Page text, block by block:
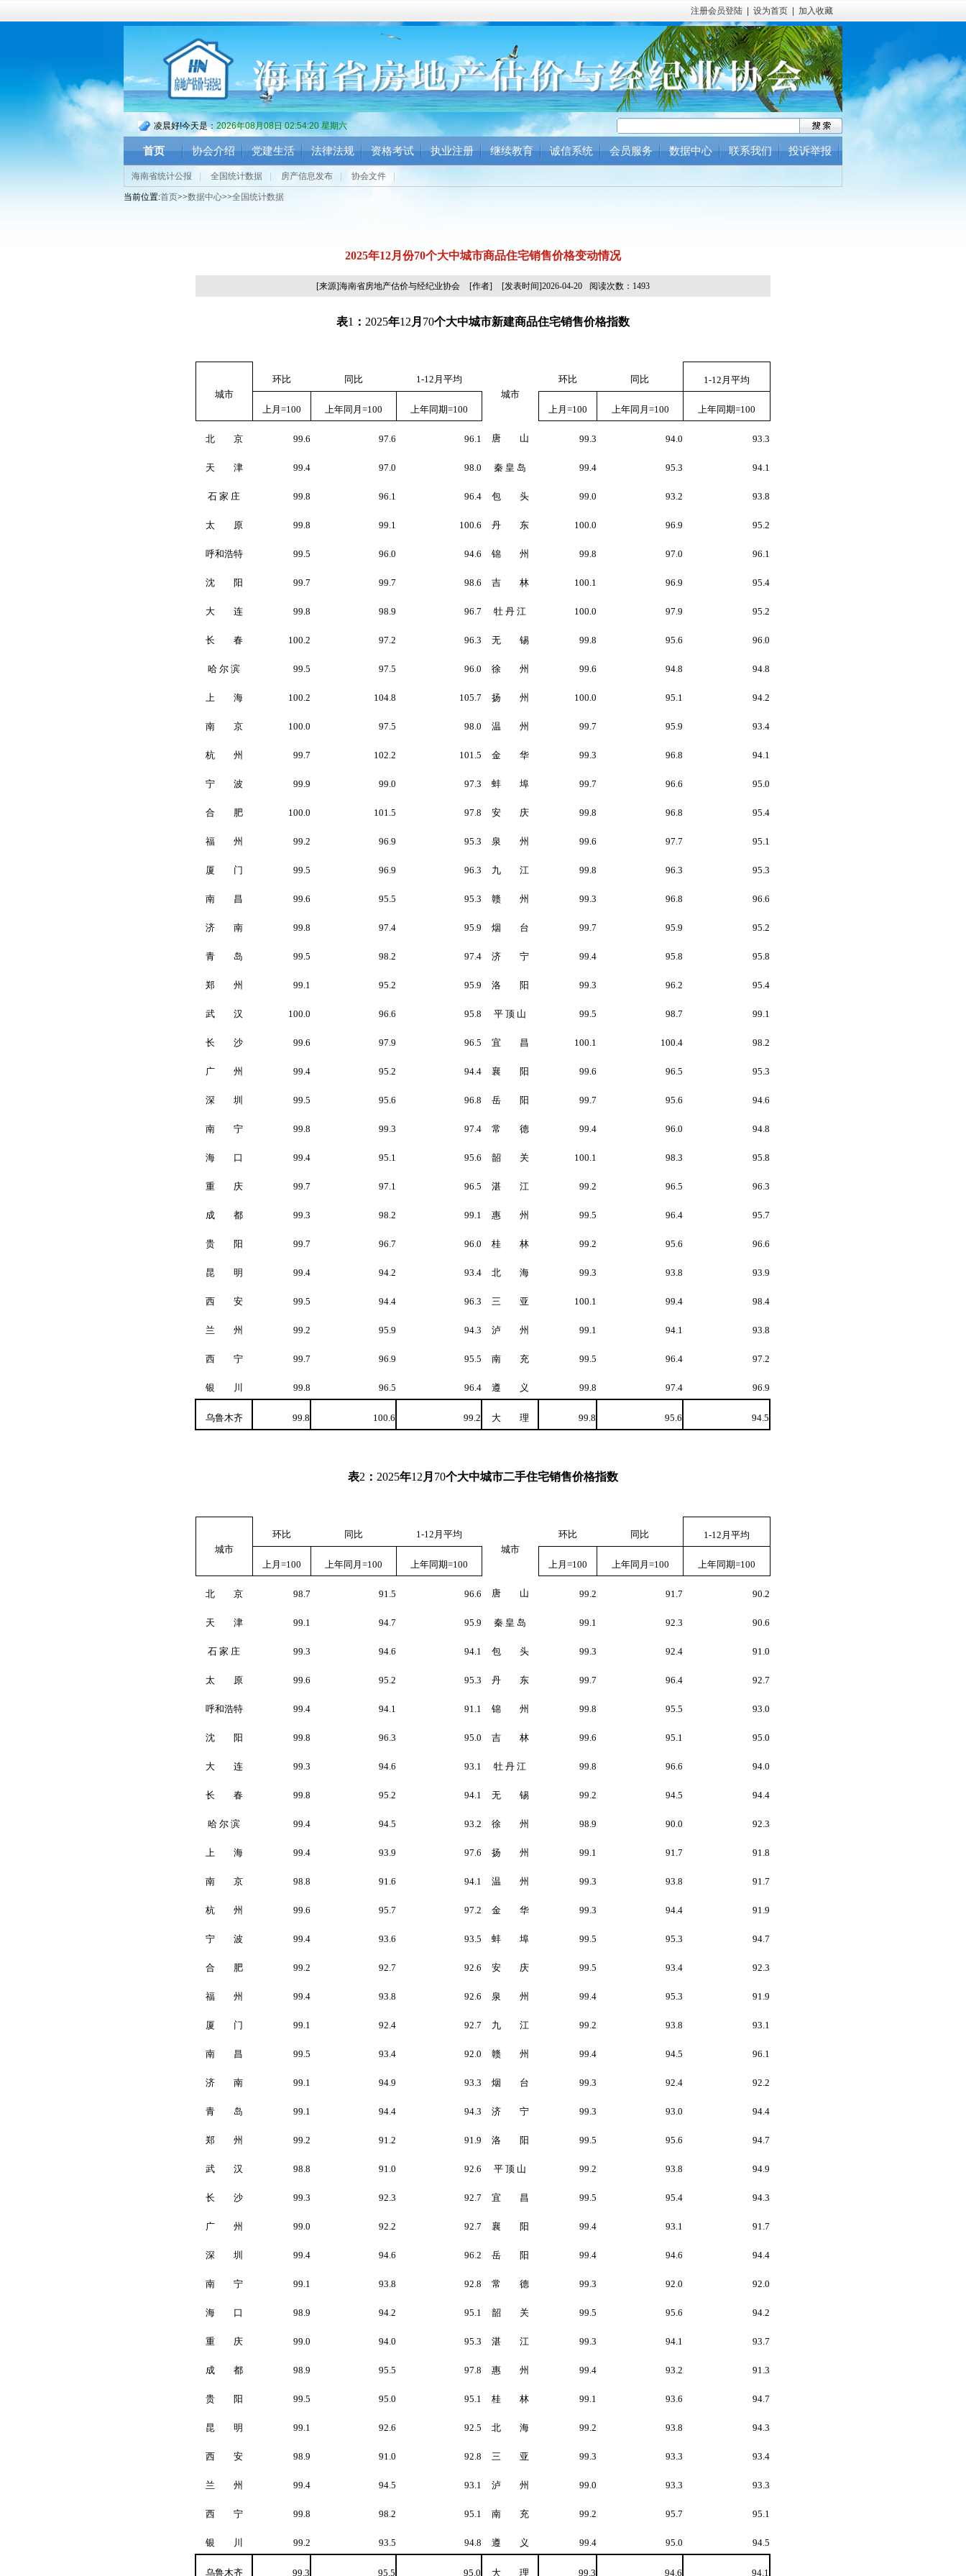
注册会员登陆 设为首页 加入收藏
凌晨好!今天是： 2026年08月08日 02:54:21 星期六
首页 协会介绍 党建生活 法律法规 资格考试 执业注册 继续教育 诚信系统 会员服务 数据中心 联系我们 投诉举报
海南省统计公报 全国统计数据 房产信息发布 协会文件
当前位置:首页>>数据中心>>全国统计数据
2025年12月份70个大中城市商品住宅销售价格变动情况
[来源]海南省房地产估价与经纪业协会 [作者] [发表时间]2026-04-20 阅读次数：1493
表1 ： 2025年12 月 70个大中城市新建商品住宅销售价格指数
城市
环比 同比 1-12 月平均
城市
环比 同比 1-12 月平均
上月 =100 上年同月 =100 上年同期=100 上月 =100 上年同月 =100 上年同期=100
北 京 99.6 97.6 96.1 唐 山 99.3 94.0 93.3
天 津 99.4 97.0 98.0 秦 皇 岛 99.4 95.3 94.1
石 家 庄 99.8 96.1 96.4 包 头 99.0 93.2 93.8
太 原 99.8 99.1 100.6 丹 东 100.0 96.9 95.2
呼和浩特 99.5 96.0 94.6 锦 州 99.8 97.0 96.1
沈 阳 99.7 99.7 98.6 吉 林 100.1 96.9 95.4
大 连 99.8 98.9 96.7 牡 丹 江 100.0 97.9 95.2
长 春 100.2 97.2 96.3 无 锡 99.8 95.6 96.0
哈 尔 滨 99.5 97.5 96.0 徐 州 99.6 94.8 94.8
上 海 100.2 104.8 105.7 扬 州 100.0 95.1 94.2
南 京 100.0 97.5 98.0 温 州 99.7 95.9 93.4
杭 州 99.7 102.2 101.5 金 华 99.3 96.8 94.1
宁 波 99.9 99.0 97.3 蚌 埠 99.7 96.6 95.0
合 肥 100.0 101.5 97.8 安 庆 99.8 96.8 95.4
福 州 99.2 96.9 95.3 泉 州 99.6 97.7 95.1
厦 门 99.5 96.9 96.3 九 江 99.8 96.3 95.3
南 昌 99.6 95.5 95.3 赣 州 99.3 96.8 96.6
济 南 99.8 97.4 95.9 烟 台 99.7 95.9 95.2
青 岛 99.5 98.2 97.4 济 宁 99.4 95.8 95.8
郑 州 99.1 95.2 95.9 洛 阳 99.3 96.2 95.4
武 汉 100.0 96.6 95.8 平 顶 山 99.5 98.7 99.1
长 沙 99.6 97.9 96.5 宜 昌 100.1 100.4 98.2
广 州 99.4 95.2 94.4 襄 阳 99.6 96.5 95.3
深 圳 99.5 95.6 96.8 岳 阳 99.7 95.6 94.6
南 宁 99.8 99.3 97.4 常 德 99.4 96.0 94.8
海 口 99.4 95.1 95.6 韶 关 100.1 98.3 95.8
重 庆 99.7 97.1 96.5 湛 江 99.2 96.5 96.3
成 都 99.3 98.2 99.1 惠 州 99.5 96.4 95.7
贵 阳 99.7 96.7 96.0 桂 林 99.2 95.6 96.6
昆 明 99.4 94.2 93.4 北 海 99.3 93.8 93.9
西 安 99.5 94.4 96.3 三 亚 100.1 99.4 98.4
兰 州 99.2 95.9 94.3 泸 州 99.1 94.1 93.8
西 宁 99.7 96.9 95.5 南 充 99.5 96.4 97.2
银 川 99.8 96.5 96.4 遵 义 99.8 97.4 96.9
乌鲁木齐 99.8 100.6 99.2 大 理 99.8 95.6 94.5
表2 ： 2025年12 月 70个大中城市二手住宅销售价格指数
城市
环比 同比 1-12 月平均
城市
环比 同比 1-12 月平均
上月 =100 上年同月 =100 上年同期=100 上月 =100 上年同月 =100 上年同期=100
北 京 98.7 91.5 96.6 唐 山 99.2 91.7 90.2
天 津 99.1 94.7 95.9 秦 皇 岛 99.1 92.3 90.6
石 家 庄 99.3 94.6 94.1 包 头 99.3 92.4 91.0
太 原 99.6 95.2 95.3 丹 东 99.7 96.4 92.7
呼和浩特 99.4 94.1 91.1 锦 州 99.8 95.5 93.0
沈 阳 99.8 96.3 95.0 吉 林 99.6 95.1 95.0
大 连 99.3 94.6 93.1 牡 丹 江 99.8 96.6 94.0
长 春 99.8 95.2 94.1 无 锡 99.2 94.5 94.4
哈 尔 滨 99.4 94.5 93.2 徐 州 98.9 90.0 92.3
上 海 99.4 93.9 97.6 扬 州 99.1 91.7 91.8
南 京 98.8 91.6 94.1 温 州 99.3 93.8 91.7
杭 州 99.6 95.7 97.2 金 华 99.3 94.4 91.9
宁 波 99.4 93.6 93.5 蚌 埠 99.5 95.3 94.7
合 肥 99.2 92.7 92.6 安 庆 99.5 93.4 92.3
福 州 99.4 93.8 92.6 泉 州 99.4 95.3 91.9
厦 门 99.1 92.4 92.7 九 江 99.2 93.8 93.1
南 昌 99.5 93.4 92.0 赣 州 99.4 94.5 96.1
济 南 99.1 94.9 93.3 烟 台 99.3 92.4 92.2
青 岛 99.1 94.4 94.3 济 宁 99.3 93.0 94.4
郑 州 99.2 91.2 91.9 洛 阳 99.5 95.6 94.7
武 汉 98.8 91.0 92.6 平 顶 山 99.2 93.8 94.9
长 沙 99.3 92.3 92.7 宜 昌 99.5 95.4 94.3
广 州 99.0 92.2 92.7 襄 阳 99.4 93.1 91.7
深 圳 99.4 94.6 96.2 岳 阳 99.4 94.6 94.4
南 宁 99.1 93.8 92.8 常 德 99.3 92.0 92.0
海 口 98.9 94.2 95.1 韶 关 99.5 95.6 94.2
重 庆 99.0 94.0 95.3 湛 江 99.3 94.1 93.7
成 都 98.9 95.5 97.8 惠 州 99.4 93.2 91.3
贵 阳 99.5 95.0 95.1 桂 林 99.1 93.6 94.7
昆 明 99.1 92.6 92.5 北 海 99.2 93.8 94.3
西 安 98.9 91.0 92.8 三 亚 99.3 93.3 93.4
兰 州 99.4 94.5 93.1 泸 州 99.0 93.3 93.3
西 宁 99.8 98.2 95.1 南 充 99.2 95.7 95.1
银 川 99.2 93.5 94.8 遵 义 99.4 95.0 94.5
乌鲁木齐 99.3 95.5 95.0 大 理 99.3 94.6 94.1